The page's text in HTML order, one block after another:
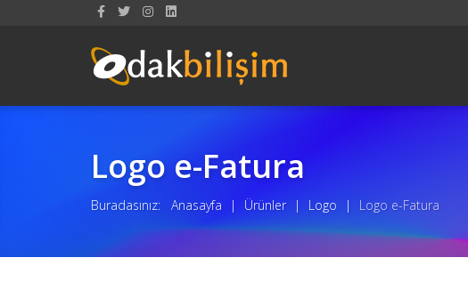
Logo e-Fatura
Buradasınız: Anasayfa | Ürünler | Logo | Logo e-Fatura